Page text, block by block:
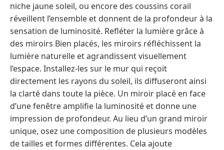
niche jaune soleil, ou encore des coussins corail
réveillent l’ensemble et donnent de la profondeur à la
sensation de luminosité. Refléter la lumière grâce à
des miroirs Bien placés, les miroirs réfléchissent la
lumière naturelle et agrandissent visuellement
l’espace. Installez-les sur le mur qui reçoit
directement les rayons du soleil, ils diffuseront ainsi
la clarté dans toute la pièce. Un miroir placé en face
d’une fenêtre amplifie la luminosité et donne une
impression de profondeur. Au lieu d’un grand miroir
unique, osez une composition de plusieurs modèles
de tailles et formes différentes. Cela ajoute